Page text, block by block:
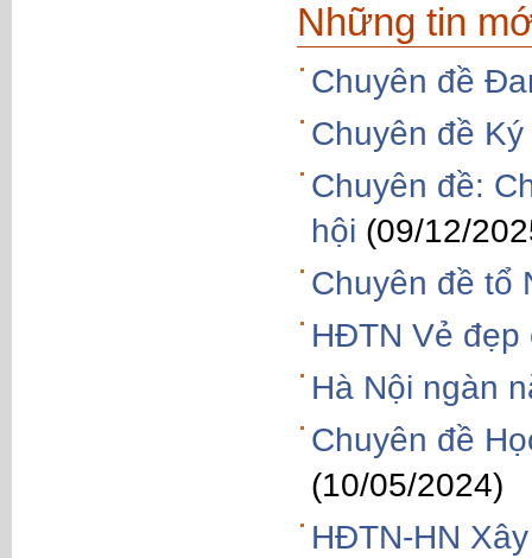
Những tin
Chuyên đề
Chuyên đề
Chuyên đề:
hội (09/12/
Chuyên đề tổ
HĐTN Vẻ
Hà Nội ngàn
Chuyên đề
(10/05/2024)
HĐTN-HN